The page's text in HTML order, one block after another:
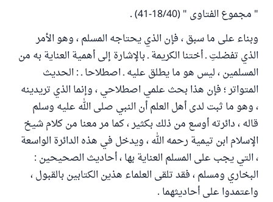
" مجموع الفتاوى " (18/40-41) .
وبناء على ما سبق ، فإن الذي يحتاجه المسلم ، وهو الأمر
الذي تفضلتِ ـ أختنا الكريمة ـ بالإشارة إلى أهمية العناية به من
المسلمين ، ليس هو ما يطلق عليه ـ اصطلاحا ـ : الحديث
المتواتر ؛ فإن هذا بحث علمي اصطلاحي ، وإنما الذي تريدينه
، وهو ما ثبت لدى أهل العلم أن النبي صلى الله عليه وسلم
قاله ، دائرته أوسع من ذلك بكثير ، كما مر معنا من كلام شيخ
الإسلام ابن تيمية رحمه الله ، ويدخل في هذه الدائرة الواسعة
، التي يجب على المسلم العناية بها ، أحاديث الصحيحين :
البخاري ومسلم ، فقد تلقى العلماء هذين الكتابين بالقبول ،
واعتمدوا على أحاديثهما .